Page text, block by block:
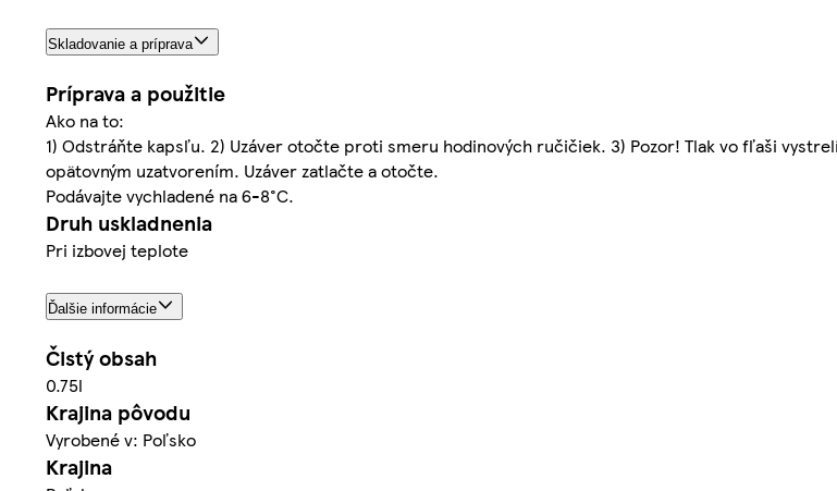
Skladovanie a príprava
Príprava a použitie
Ako na to:
1) Odstráňte kapsľu. 2) Uzáver otočte proti smeru hodinových ručičiek. 3) Pozor! Tlak vo fľaši
opätovným uzatvorením. Uzáver zatlačte a otočte.
Podávajte vychladené na 6-8°C.
Druh uskladnenia
Pri izbovej teplote
Ďalšie informácie
Čistý obsah
0.75l
Krajina pôvodu
Vyrobené v: Poľsko
Krajina